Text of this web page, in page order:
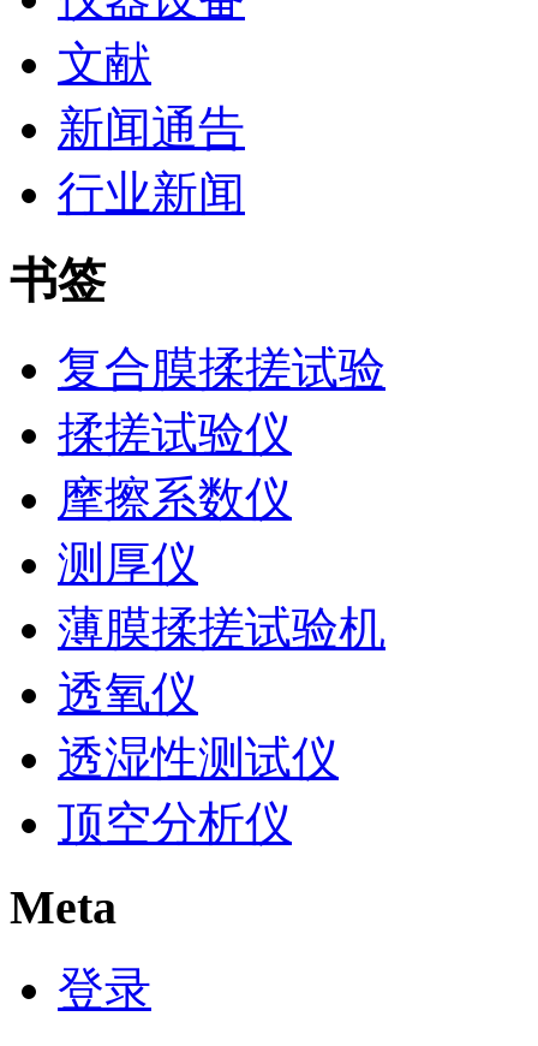
文献
新闻通告
行业新闻
书签
复合膜揉搓试验
揉搓试验仪
摩擦系数仪
测厚仪
薄膜揉搓试验机
透氧仪
透湿性测试仪
顶空分析仪
Meta
登录